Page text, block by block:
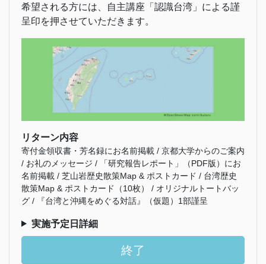
希望される方には、自主講座「認識台湾」による謹
呈印を押させていただきます。
リターン内容
寄付金領収書・芳名録にお名前掲載 / 京都大学からのご案内
/ お礼のメッセージ / 「研究報告レポート」（PDF版）にお
名前掲載 / 芝山岩歴史散策Map & ポストカード / 台湾歴史
散策Map & ポストカード（10枚） / オリジナルトートバッ
グ / 『台湾と沖縄をめぐる対話』（仮題）1部謹呈
実施予定日詳細
終了